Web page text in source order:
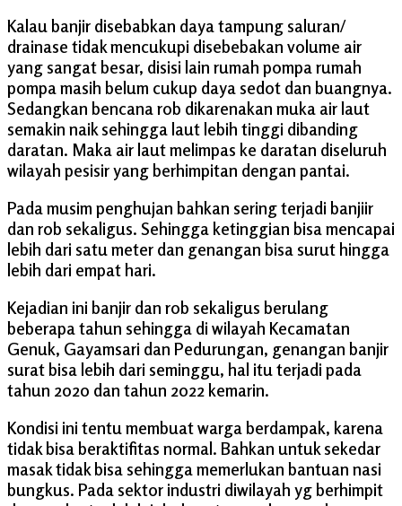
Kalau banjir disebabkan daya tampung saluran/
drainase tidak mencukupi disebebakan volume air
yang sangat besar, disisi lain rumah pompa rumah
pompa masih belum cukup daya sedot dan buangnya.
Sedangkan bencana rob dikarenakan muka air laut
semakin naik sehingga laut lebih tinggi dibanding
daratan. Maka air laut melimpas ke daratan diseluruh
wilayah pesisir yang berhimpitan dengan pantai.
Pada musim penghujan bahkan sering terjadi banjiir
dan rob sekaligus. Sehingga ketinggian bisa mencapai
lebih dari satu meter dan genangan bisa surut hingga
lebih dari empat hari.
Kejadian ini banjir dan rob sekaligus berulang
beberapa tahun sehingga di wilayah Kecamatan
Genuk, Gayamsari dan Pedurungan, genangan banjir
surat bisa lebih dari seminggu, hal itu terjadi pada
tahun 2020 dan tahun 2022 kemarin.
Kondisi ini tentu membuat warga berdampak, karena
tidak bisa beraktifitas normal. Bahkan untuk sekedar
masak tidak bisa sehingga memerlukan bantuan nasi
bungkus. Pada sektor industri diwilayah yg berhimpit